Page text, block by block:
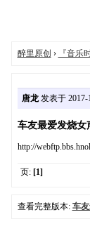
醉里原创 › 『音乐
唐龙发表于 2017-
车友最爱发烧女
http://
页: [1]
查看完整版本: 车